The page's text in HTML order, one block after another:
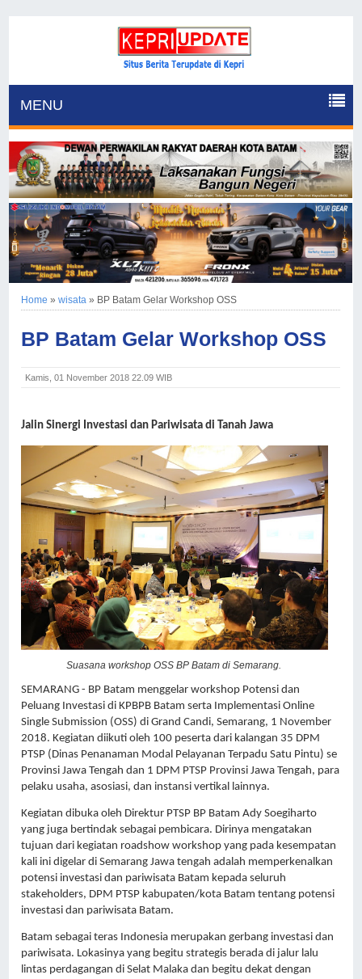
MENU
Home »wisata » BP Batam Gelar Workshop OSS
BP Batam Gelar Workshop OSS
Kamis, 01 November 2018 22.09 WIB
Jalin Sinergi Investasi dan Pariwisata di Tanah Jawa
Suasana workshop OSS BP Batam di Semarang.
SEMARANG - BP Batam menggelar workshop Potensi dan
Peluang Investasi di KPBPB Batam serta Implementasi Online
Single Submission (OSS) di Grand Candi, Semarang, 1 November
2018. Kegiatan diikuti oleh 100 peserta dari kalangan 35 DPM
PTSP (Dinas Penanaman Modal Pelayanan Terpadu Satu Pintu) se
Provinsi Jawa Tengah dan 1 DPM PTSP Provinsi Jawa Tengah, para
pelaku usaha, asosiasi, dan instansi vertikal lainnya.
Kegiatan dibuka oleh Direktur PTSP BP Batam Ady Soegiharto
yang juga bertindak sebagai pembicara. Dirinya mengatakan
tujuan dari kegiatan roadshow workshop yang pada kesempatan
kali ini digelar di Semarang Jawa tengah adalah memperkenalkan
potensi investasi dan pariwisata Batam kepada seluruh
stakeholders, DPM PTSP kabupaten/kota Batam tentang potensi
investasi dan pariwisata Batam.
Batam sebagai teras Indonesia merupakan gerbang investasi dan
pariwisata. Lokasinya yang begitu strategis berada di jalur lalu
lintas perdagangan di Selat Malaka dan begitu dekat dengan